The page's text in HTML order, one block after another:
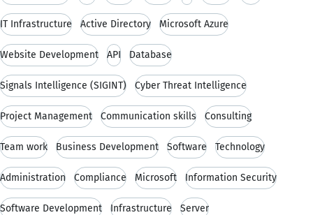
IT Infrastructure Active Directory Microsoft Azure
Website Development API Database
Signals Intelligence (SIGINT) Cyber Threat Intelligence
Project Management Communication skills Consulting
Team work Business Development Software Technology
Administration Compliance Microsoft Information Security
Software Development Infrastructure Server